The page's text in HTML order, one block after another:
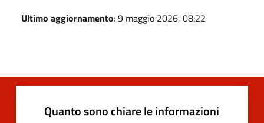
Ultimo aggiornamento: 9 maggio 2026, 08:22
Quanto sono chiare le informazioni